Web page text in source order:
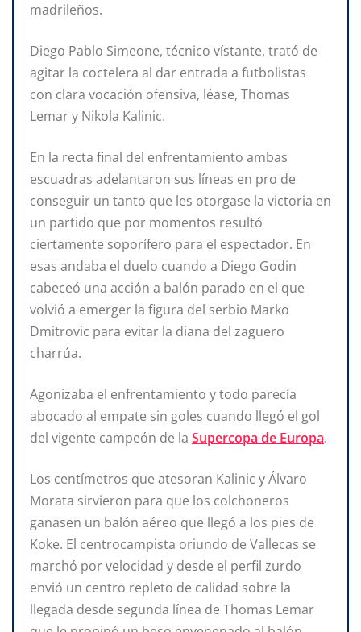
madrileños.
Diego Pablo Simeone, técnico vístante, trató de
agitar la coctelera al dar entrada a futbolistas
con clara vocación ofensiva, léase, Thomas
Lemar y Nikola Kalinic.
En la recta final del enfrentamiento ambas
escuadras adelantaron sus líneas en pro de
conseguir un tanto que les otorgase la victoria en
un partido que por momentos resultó
ciertamente soporífero para el espectador. En
esas andaba el duelo cuando a Diego Godin
cabeceó una acción a balón parado en el que
volvió a emerger la figura del serbio Marko
Dmitrovic para evitar la diana del zaguero
charrúa.
Agonizaba el enfrentamiento y todo parecía
abocado al empate sin goles cuando llegó el gol
del vigente campeón de la Supercopa de Europa.
Los centímetros que atesoran Kalinic y Álvaro
Morata sirvieron para que los colchoneros
ganasen un balón aéreo que llegó a los pies de
Koke. El centrocampista oriundo de Vallecas se
marchó por velocidad y desde el perfil zurdo
envió un centro repleto de calidad sobre la
llegada desde segunda línea de Thomas Lemar